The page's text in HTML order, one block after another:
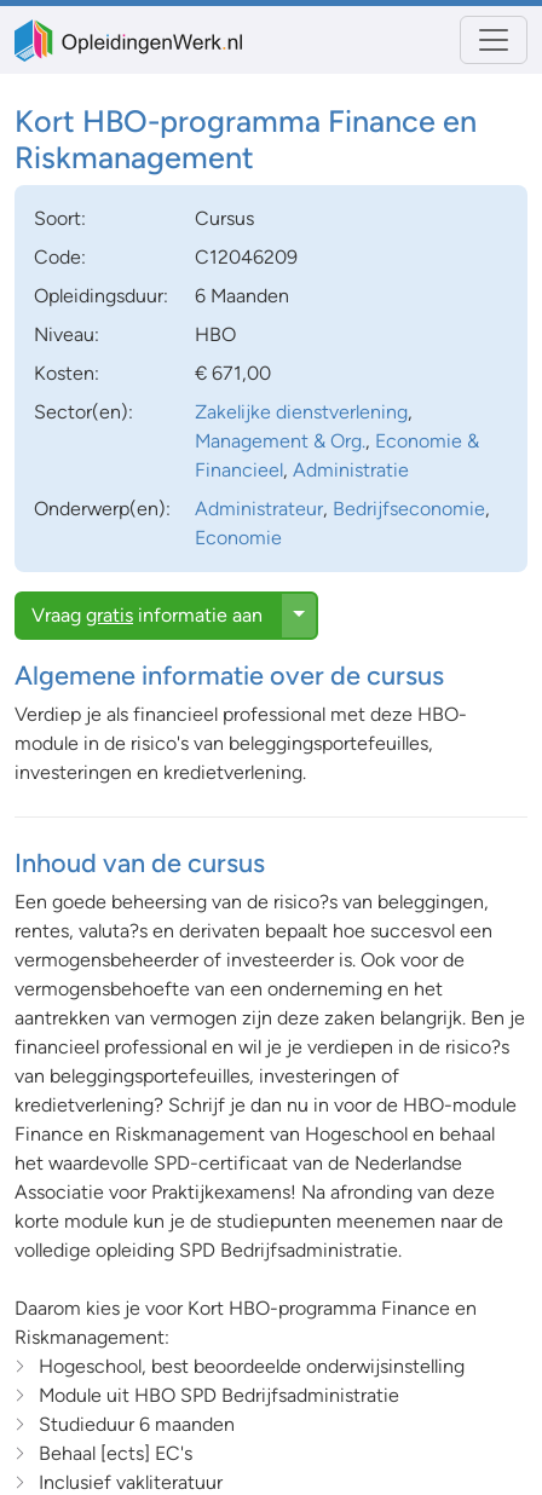
Kort HBO-programma Finance en
Riskmanagement
Soort:
Cursus
Code:
C12046209
Opleidingsduur:
6 Maanden
Niveau:
HBO
Kosten:
€ 671,00
Sector(en):
Zakelijke dienstverlening,
Management & Org., Economie &
Financieel,Administratie
Onderwerp(en):
Administrateur, Bedrijfseconomie,
Economie
Vraag gratis informatie aan Toggle Dropdown
Algemene informatie over de cursus
Verdiep je als financieel professional met deze HBO-
module in de risico's van beleggingsportefeuilles,
investeringen en kredietverlening.
Inhoud van de cursus
Een goede beheersing van de risico?s van beleggingen,
rentes, valuta?s en derivaten bepaalt hoe succesvol een
vermogensbeheerder of investeerder is. Ook voor de
vermogensbehoefte van een onderneming en het
aantrekken van vermogen zijn deze zaken belangrijk. Ben je
financieel professional en wil je je verdiepen in de risico?s
van beleggingsportefeuilles, investeringen of
kredietverlening? Schrijf je dan nu in voor de HBO-module
Finance en Riskmanagement van Hogeschool en behaal
het waardevolle SPD-certificaat van de Nederlandse
Associatie voor Praktijkexamens! Na afronding van deze
korte module kun je de studiepunten meenemen naar de
volledige opleiding SPD Bedrijfsadministratie.
Daarom kies je voor Kort HBO-programma Finance en
Riskmanagement:
Hogeschool, best beoordeelde onderwijsinstelling
Module uit HBO SPD Bedrijfsadministratie
Studieduur 6 maanden
Behaal [ects] EC's
Inclusief vakliteratuur